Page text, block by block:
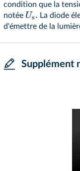
condition que la
notée Us. La diode
d'émettre de la
Supplément